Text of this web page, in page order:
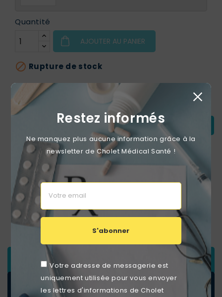
Restez informés
Ne manquez plus aucune information grâce à la
newsletter de Cholet Médical Santé !
S'abonner
Votre adresse de messagerie est
uniquement utilisée pour vous envoyer
les lettres d'informations de Cholet
Quantité
AJOUTER AU PANIER
 Rupture de stock
PRÉVENEZ-MOI LORSQUE LE PRODUIT EST DISPONIBLE
Livraison en 48h
Support téléphonique
Paiement sécurisé Lyra
DÉTAILS DU PRODUIT